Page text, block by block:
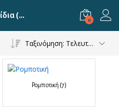
Εκπαιδευτικά παιχνίδια (STEM) 0
Ταξινόμηση: Τελευταία
Ρομποτική (7)